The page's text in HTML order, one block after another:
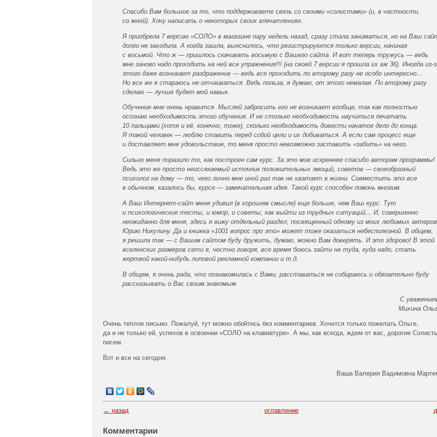
Спасибо Вам большое за то, что поддерживаете связь со своими «солистами» (и, в частности,
со мной). Хочу написать о некоторых своих впечатлениях.
Я приобрела 7 версию «СОЛО» в магазине пару недель назад, сразу стала заниматься, но на Ваш
долго не заходила. А когда зашла, выяснилось, что регистрируются только версии, начиная
с восьмой. Что ж — пришлось скачивать восьмую с Вашего сайта. И вот теперь тружусь — ведь
мне заново надо проходить на ней все упражнения!!! (на своей 7 версии я прошла их аж 36). Иногда из-
этого даже возникает раздражение — ведь все проходить по второму разу не особо интересно…
Но все же я стараюсь не отчаиваться. Ведь польза, я думаю, от этого немалая. По второму разу
сделаю — лучше будет мой навык.
Обучение мне очень нравится. Мыслей забросить его не возникает вообще, так как полностью
осознаю необходимость этого обучения. И не столько необходимость научиться печатать
10 пальцами (хотя и её, конечно, тоже), сколько необходимость довести начатое дело до конца.
Я такой человек — люблю ставить перед собой цели и их добиваться. А если сам процесс еще
и доставляет мне удовольствие, то меня просто невозможно заставить «забить» на него.
Сильно меня поразило то, как построен сам курс. За это мое искреннее спасибо авторам программы!
Ведь это же просто неиссякаемый источник положительных эмоций, советов — своеобразный
психолог на дому — то, чего лично мне иной раз так не хватает в жизни. Совместить это все
в обычном, казалось бы, курсе — замечательная идея. Такой курс способен помочь многим.
А Ваш Интернет-сайт меня удивил (в хорошем смысле) еще больше, чем Ваш курс. Тут
и психологические тесты, и юмор, и советы, как выйти из трудных ситуаций… И, совершенно
неожиданно для меня, здесь я вижу отдельный раздел, посвященный одному из моих любимых актеров
Юрию Никулину. Да и книжка «1001 вопрос про это» может тоже оказаться небесполезной. В общем,
я решила так — с Вашим сайтом буду дружить, думаю, можно Вам доверять. И это здорово! В этой
вселенских размеров сети я, честно говоря, все время боюсь зайти не туда, куда надо, стать
жертвой какой-нибудь липовой рекламной компании и т.д.
В общем, я очень рада, что познакомилась с Вами, расставаться не собираюсь и обязательно буду
рассказывать о Вас своим знакомым.
С
Михина
Очень теплое письмо. Пожалуй, тут можно обойтись без комментариев. Хочется только пожелать Ольге,
да и не только ей, успехов в освоении «СОЛО на клавиатуре». А мы, как всегда, ждем от вас, дорогие
писем.
Вот и все на сегодня.
Ваша Валерия Вадимовна
← назад оглавление
Комментарии